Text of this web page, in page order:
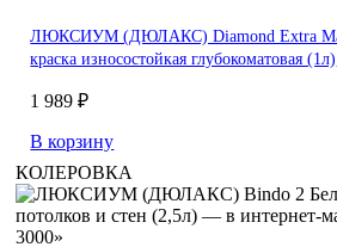
ЛЮКСИУМ (ДЮЛАКС) Diamond Extra
краска износостойкая глубокоматовая (1л)
1 989 ₽
В корзину
КОЛЕРОВКА